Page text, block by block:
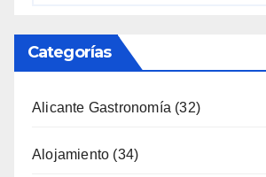
Categorías
(32)
Alojamiento (34)